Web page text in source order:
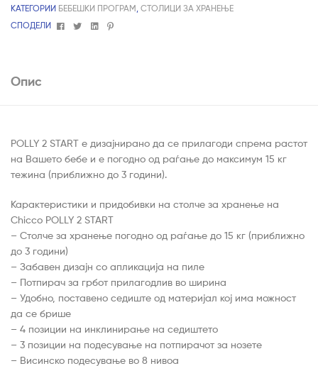
КАТЕГОРИИ БЕБЕШКИ ПРОГРАМ СТОЛИЦИ ЗА ХРАНЕЊЕ
СПОДЕЛИ
FacebookTwitterLinkedin
Pinterest
Опис
POLLY 2 START е дизајнирано да се прилагоди спрема растот
на Вашето бебе и е погодно од раѓање до максимум 15 кг
тежина (приближно до 3 години).
Карактеристики и придобивки на столче за хранење на
Chicco POLLY 2 START
– Столче за хранење погодно од раѓање до 15 кг (приближно
до 3 години)
– Забавен дизајн со апликација на пиле
– Потпирач за грбот прилагодлив во ширина
– Удобно, поставено седиште од материјал кој има можност
да се брише
– 4 позиции на инклинирање на седиштето
– 3 позиции на подесување на потпирачот за нозете
– Висинско подесување во 8 нивоа